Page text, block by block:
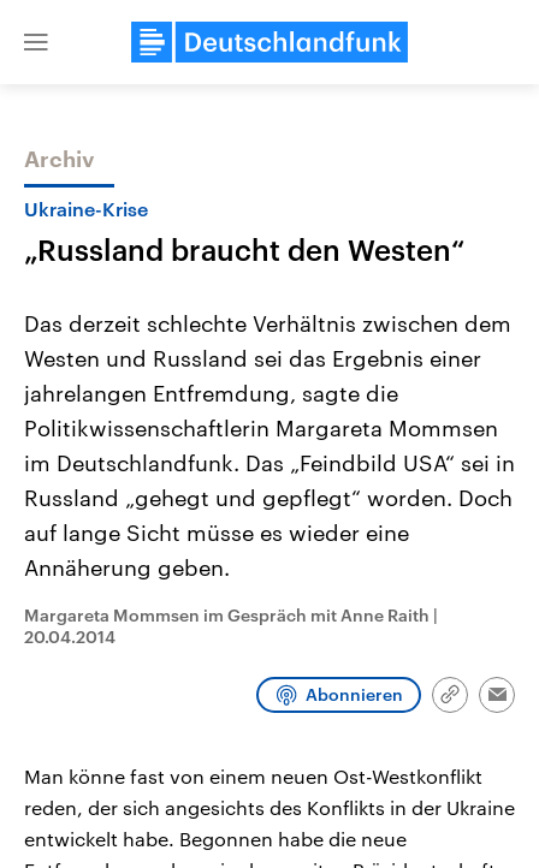
Close
Themen
Landtagswahl Sachsen-Anhalt
2026
Alle Informationen
Sachsen-Anhalt wählt am 6.
September 2026 einen neuen
Landtag. Seit 2021 wird das
Bundesland von einer Koalition aus
Umfragen, Prognosen,
und Hintergründe zu den Parteien
und Kandidaten der anstehenden
Wahl.
Aktuelle Beiträge,
Hintergründe
Wirtschaftlich und
gehören die Vereinigten
den mächtigsten Ländern
mit großem Einfluss auf
Sendungen Programm Podcasts
Archiv
Ukraine-Krise
„Russland braucht den Westen“
Das derzeit schlechte Verhältnis zwischen dem
Westen und Russland sei das Ergebnis einer
jahrelangen Entfremdung, sagte die
Politikwissenschaftlerin Margareta Mommsen
im Deutschlandfunk. Das „Feindbild USA“ sei in
Russland „gehegt und gepflegt“ worden. Doch
auf lange Sicht müsse es wieder eine
Annäherung geben.
Margareta Mommsen im Gespräch mit Anne Raith |
20.04.2014
Abonnieren
Link
Man könne fast von einem neuen Ost-Westkonflikt
reden, der sich angesichts des Konflikts in der Ukraine
entwickelt habe. Begonnen habe die neue